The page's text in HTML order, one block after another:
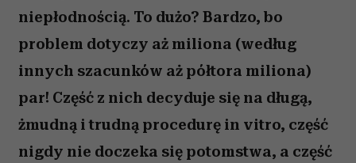
niepłodnością. To dużo? Bardzo, bo
problem dotyczy aż miliona (według
innych szacunków aż półtora miliona)
par! Część z nich decyduje się na długą,
żmudną i trudną procedurę in vitro, część
nigdy nie doczeka się potomstwa, a część